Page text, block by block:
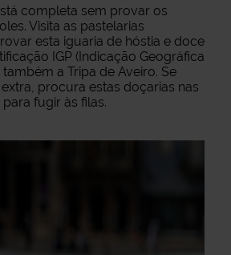
completa sem provar os
Visita as pastelarias
esta iguaria de hóstia e doce
IGP (Indicação Geográfica
a Tripa de Aveiro. Se
procura estas doçarias nas
fugir às filas.